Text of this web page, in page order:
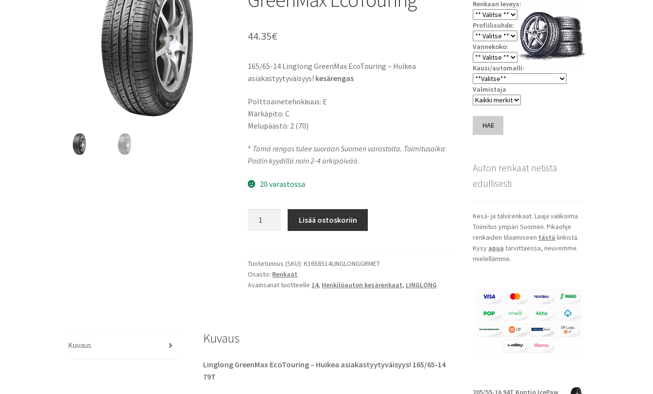
44.35€
165/65-14 Linglong GreenMax EcoTouring – Huikea
asiakastyytyväisyys! kesärengas
Polttoainetehokkuus: E
Märkäpito: C
Melupäästö: 2 (70)
* Tämä rengas tulee suoraan Suomen varastolta. Toimitusaika
Postin kyydillä noin 2-4 arkipäivää.
20 varastossa
GreenMax
EcoTouring
määrä
Lisää ostoskoriin
Tuotetunnus (SKU):K1656514LINGLONGGRMET
Osasto: Renkaat
Avainsanat tuotteelle 14, Henkilöauton kesärenkaat, LINGLONG
Kuvaus Kuvaus
Linglong GreenMax EcoTouring – Huikea asiakastyytyväisyys! 165/65-14
79T
Renkaan leveys:
Profiilisuhde:
Vannekoko:
Kausi/automalli:
Valmistaja
HAE
Auton renkaat netistä
edullisesti
Kesä- ja talvirenkaat. Laaja valikoima.
Toimitus ympäri Suomen. Pikaohje
renkaiden tilaamiseen tästä linkistä.
Kysy apua tarvittaessa, neuvomme
mielellämme.
205/55-16 94T Kontio IcePaw